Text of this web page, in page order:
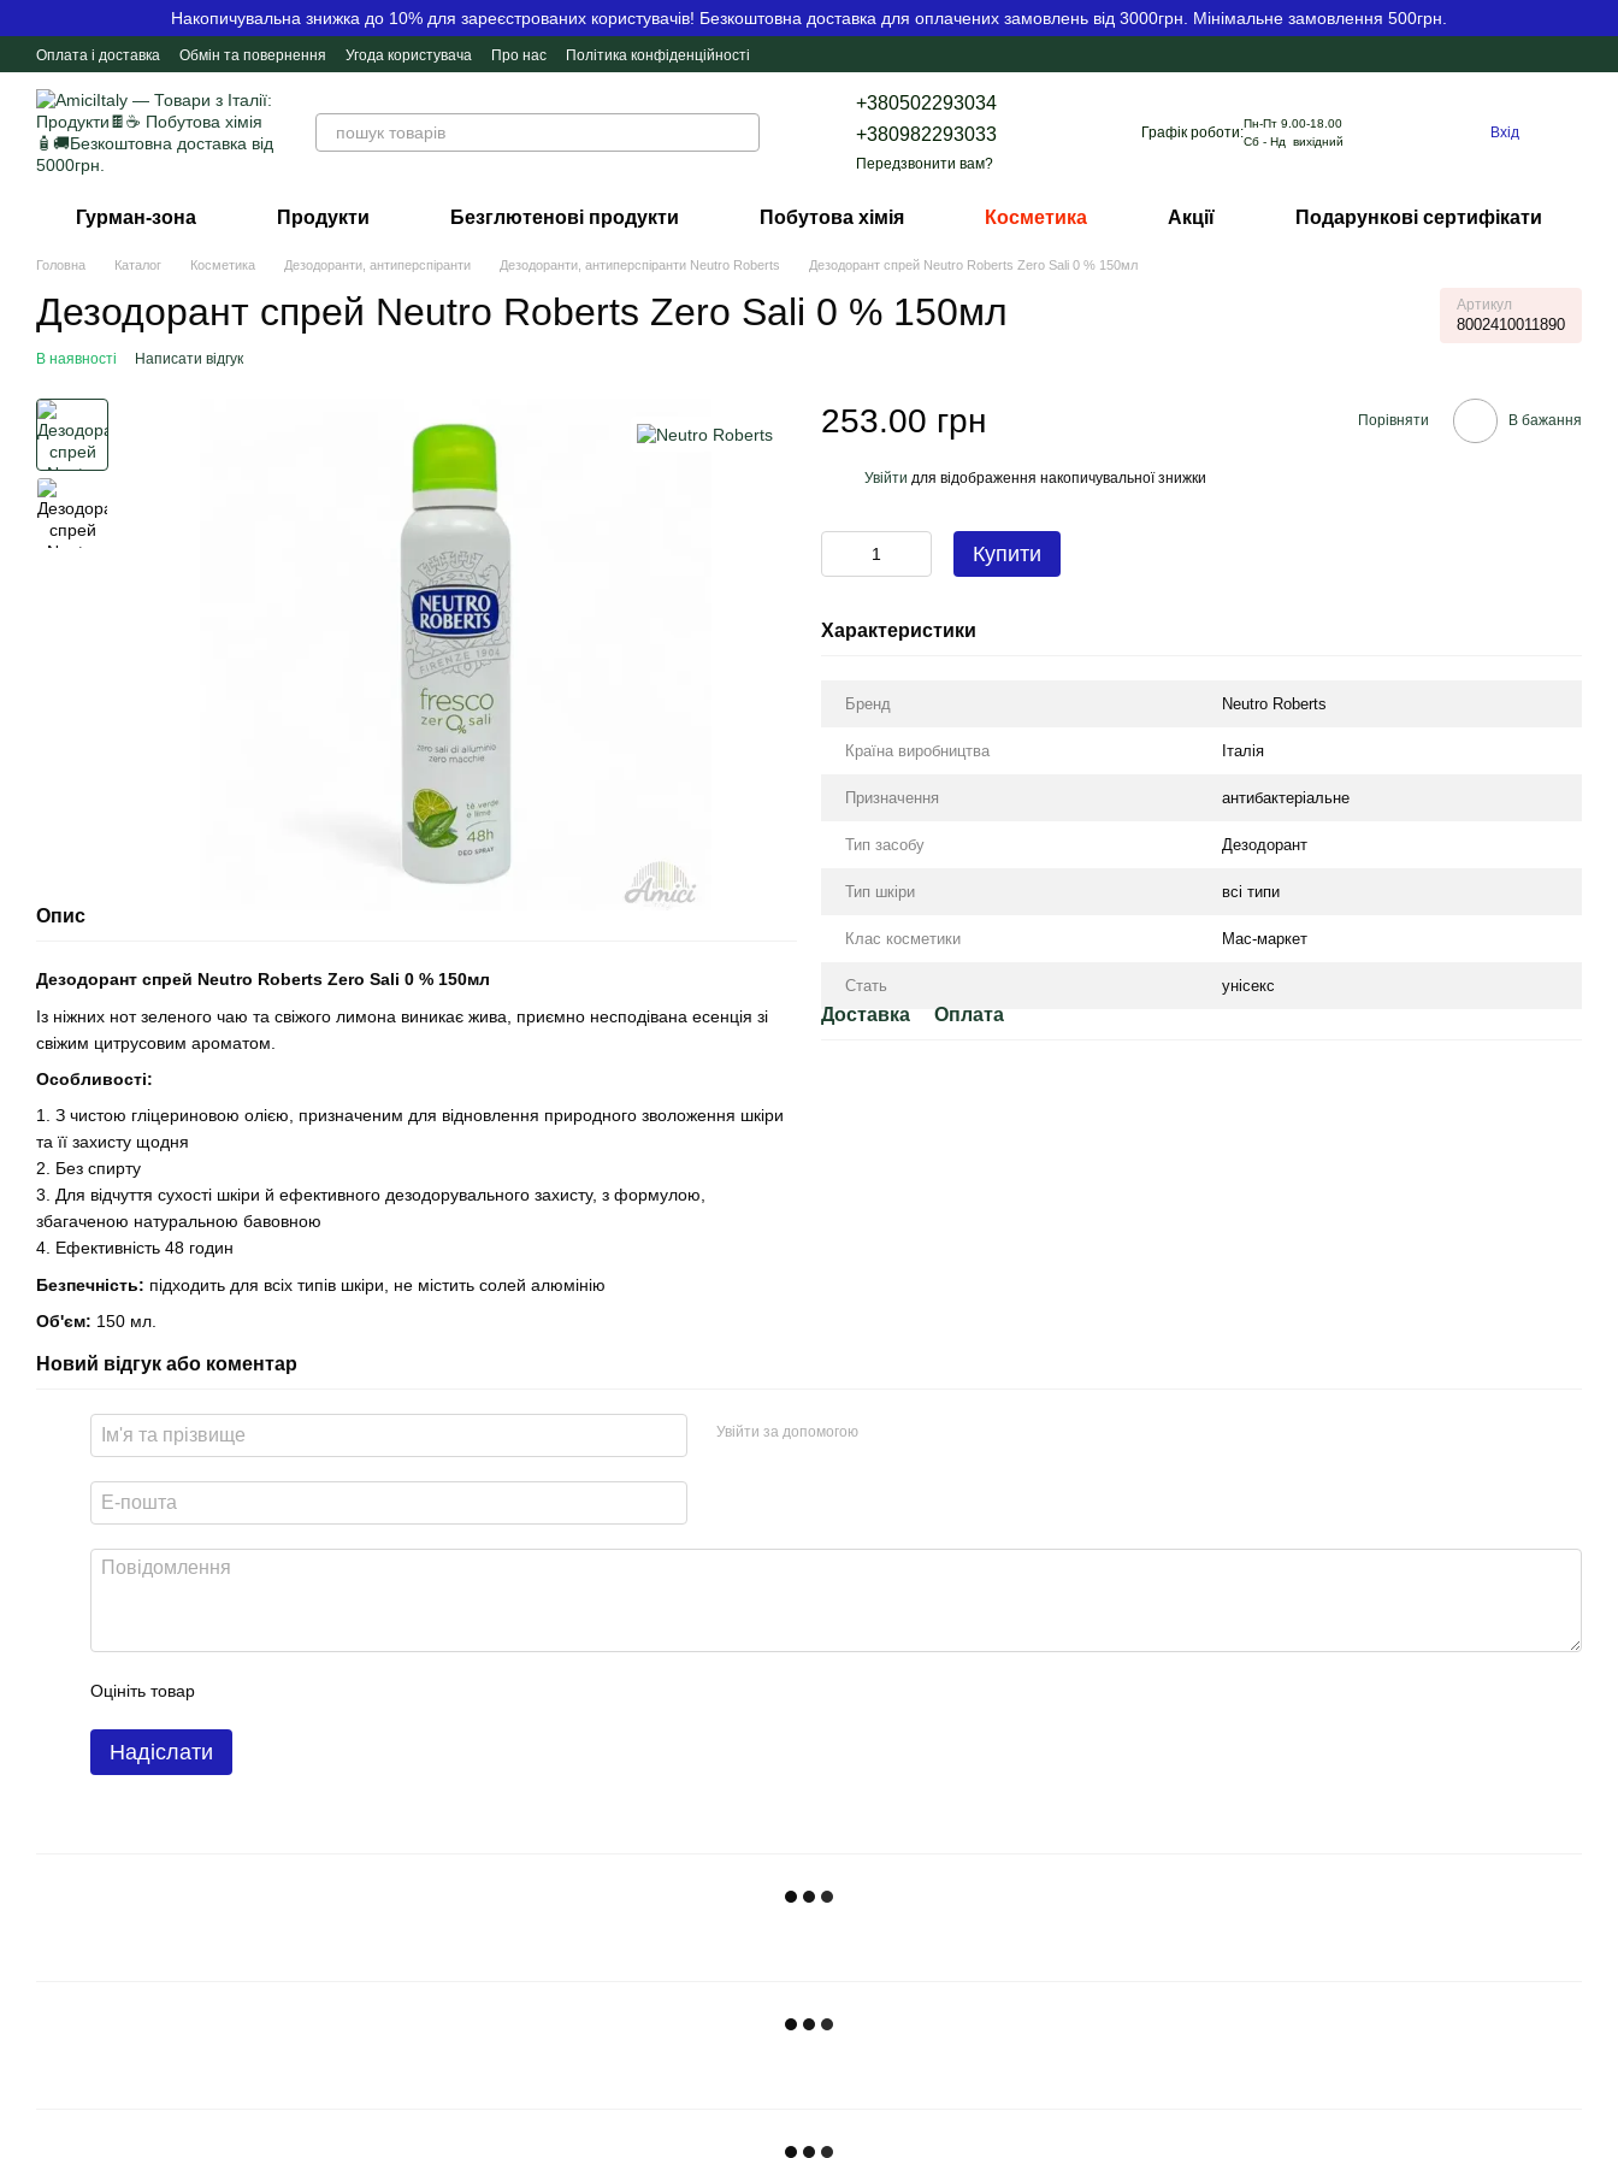
Перейти до основного контентуНакопичувальна знижка до 10% для зареєстрованих користувачів! Безкоштовна доставка для оплачених замовлень від 3000грн. Мінімальне замовлення 500грн.
Оплата і доставка Обмін та повернення Угода користувача Про нас
Політика конфіденційності
+380502293034
+380982293033
Передзвонити вам?
Графік роботи:Пн-Пт 9.00-18.00
Сб - Нд вихідний
Вхід
Гурман-зона Продукти Безглютенові продукти Побутова хімія Косметика Акції Подарункові сертифікати
Головна Каталог Косметика Дезодоранти, антиперспіранти Дезодоранти, антиперспіранти Neutro Roberts Дезодорант спрей Neutro Roberts Zero Sali 0 % 150мл
Дезодорант спрей Neutro Roberts Zero Sali 0 % 150мл Артикул
8002410011890
В наявності Написати відгук
Опис
Дезодорант спрей Neutro Roberts Zero Sali 0 % 150мл
Із ніжних нот зеленого чаю та свіжого лимона виникає жива, приємно несподівана есенція зі
свіжим цитрусовим ароматом.
Особливості:
1. З чистою гліцериновою олією, призначеним для відновлення природного зволоження шкіри
та її захисту щодня
2. Без спирту
3. Для відчуття сухості шкіри й ефективного дезодорувального захисту, з формулою,
збагаченою натуральною бавовною
4. Ефективність 48 годин
Безпечність: підходить для всіх типів шкіри, не містить солей алюмінію
Об'єм: 150 мл.
253.00 грн Порівняти В бажання
Увійти для відображення накопичувальної знижки
Купити
Характеристики
Бренд Neutro Roberts
Країна виробництва Італія
Призначення антибактеріальне
Тип засобу Дезодорант
Тип шкіри всі типи
Клас косметики Мас-маркет
Стать унісекс
Доставка Оплата
Новий відгук або коментар
Увійти за допомогою
Оцініть товар
Надіслати